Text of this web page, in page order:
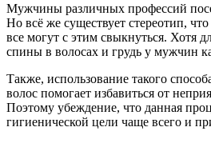
Мужчины различных профессий
Но всё же существует стереотип,
все могут с этим свыкнуться. Хотя
спины в волосах и грудь у мужчин
Также, использование такого
волос помогает избавиться от
Поэтому убеждение, что данная
гигиенической цели чаще всего и